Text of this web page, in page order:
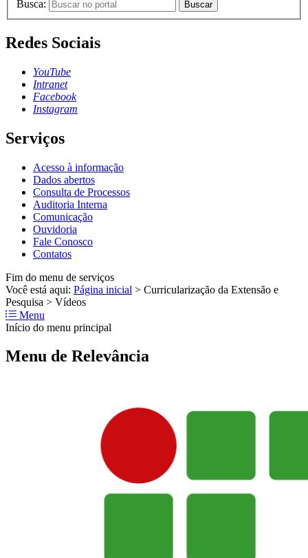
Busca: Buscar
Redes Sociais
YouTube
Intranet
Facebook
Instagram
Serviços
Acesso à informação
Dados abertos
Consulta de Processos
Auditoria Interna
Comunicação
Ouvidoria
Fale Conosco
Contatos
Fim do menu de serviços
Você está aqui: Página inicial > Curricularização da Extensão e
Pesquisa > Vídeos
Menu
Início do menu principal
Menu de Relevância